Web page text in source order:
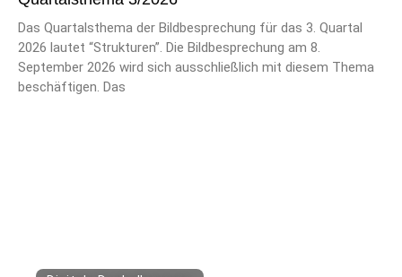
Das Quartalsthema der Bildbesprechung für das 3. Quartal
2026 lautet “Strukturen”. Die Bildbesprechung am 8.
September 2026 wird sich ausschließlich mit diesem Thema
beschäftigen. Das